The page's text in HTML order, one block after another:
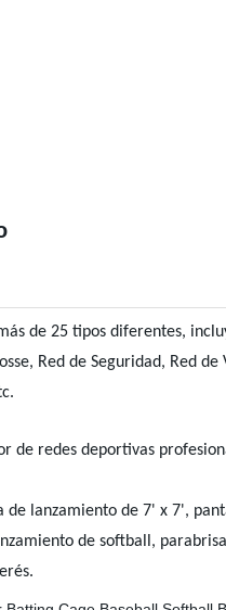
de 25 tipos diferentes,
Red de Seguridad, Red de
de redes deportivas
de lanzamiento de 7' x 7',
de softball,